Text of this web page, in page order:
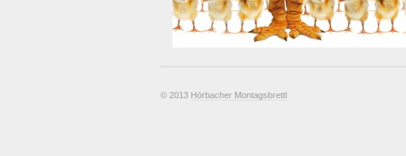
© 2013 Hörbacher Montagsbrettl